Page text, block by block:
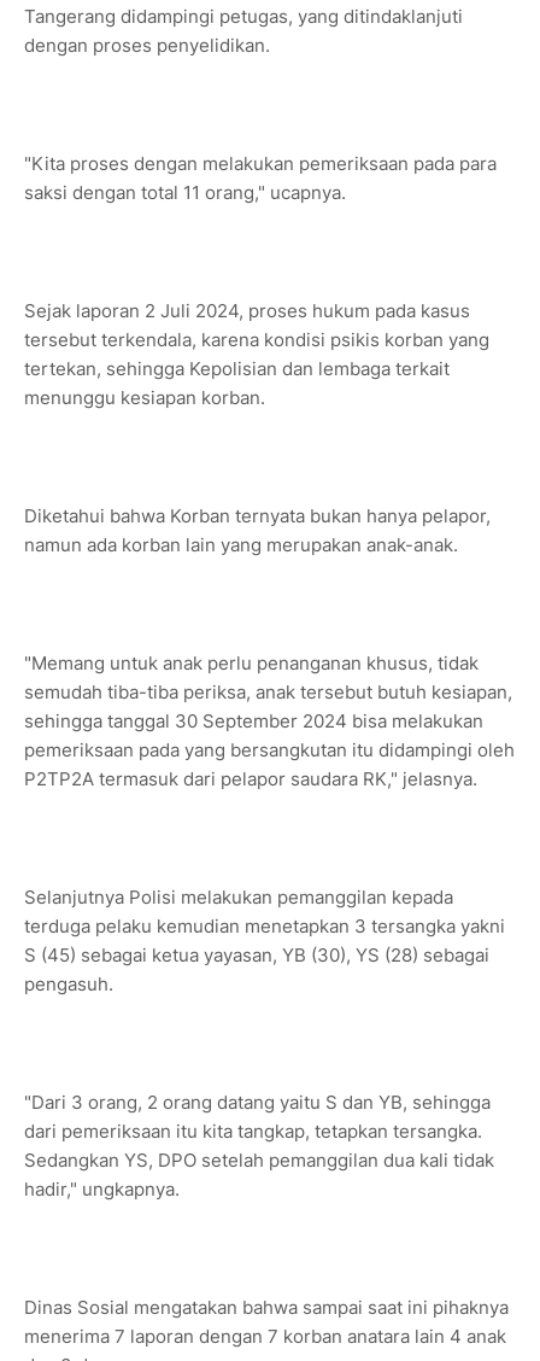
Tangerang didampingi petugas, yang ditindaklanjuti
dengan proses penyelidikan.
"Kita proses dengan melakukan pemeriksaan pada para
saksi dengan total 11 orang," ucapnya.
Sejak laporan 2 Juli 2024, proses hukum pada kasus
tersebut terkendala, karena kondisi psikis korban yang
tertekan, sehingga Kepolisian dan lembaga terkait
menunggu kesiapan korban.
Diketahui bahwa Korban ternyata bukan hanya pelapor,
namun ada korban lain yang merupakan anak-anak.
"Memang untuk anak perlu penanganan khusus, tidak
semudah tiba-tiba periksa, anak tersebut butuh kesiapan,
sehingga tanggal 30 September 2024 bisa melakukan
pemeriksaan pada yang bersangkutan itu didampingi oleh
P2TP2A termasuk dari pelapor saudara RK," jelasnya.
Selanjutnya Polisi melakukan pemanggilan kepada
terduga pelaku kemudian menetapkan 3 tersangka yakni
S (45) sebagai ketua yayasan, YB (30), YS (28) sebagai
pengasuh.
"Dari 3 orang, 2 orang datang yaitu S dan YB, sehingga
dari pemeriksaan itu kita tangkap, tetapkan tersangka.
Sedangkan YS, DPO setelah pemanggilan dua kali tidak
hadir," ungkapnya.
Dinas Sosial mengatakan bahwa sampai saat ini pihaknya
menerima 7 laporan dengan 7 korban anatara lain 4 anak